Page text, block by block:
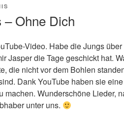
– Ohne Dich
Video. Habe die Jungs
Jasper die Tage geschickt hat.
die nicht vor dem Bohlen
Dank YouTube haben sie
machen. Wunderschöne Lieder,
unter uns.